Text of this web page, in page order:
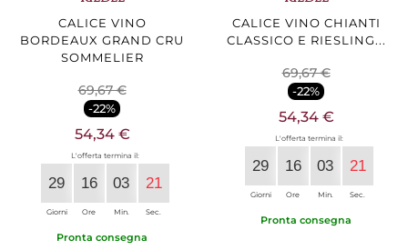
CALICE VINO
BORDEAUX GRAND CRU
SOMMELIER
69,67 €
-22%
54,34 €
L'offerta termina il:
29
Giorni
16
Ore
03
Min.
20
Sec.
Pronta consegna
CALICE VINO CHIANTI
CLASSICO E RIESLING...
69,67 €
-22%
54,34 €
L'offerta termina il:
29
Giorni
16
Ore
03
Min.
20
Sec.
Pronta consegna